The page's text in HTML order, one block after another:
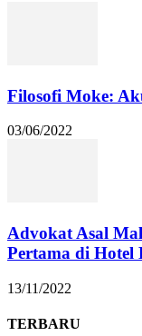
Filosofi Moke:
03/06/2022
Advokat Asal
Pertama di
13/11/2022
TERBARU